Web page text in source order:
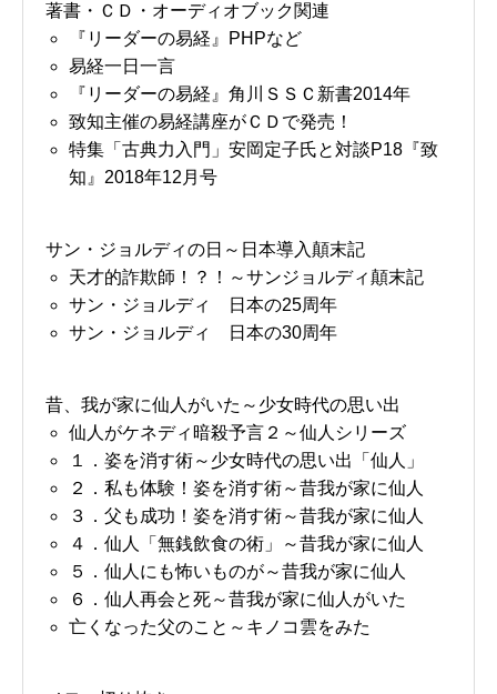
著書・ＣＤ・オーディオブック関連
『リーダーの易経』PHPなど
易経一日一言
『リーダーの易経』角川ＳＳＣ新書2014年
致知主催の易経講座がＣＤで発売！
特集「古典力入門」安岡定子氏と対談P18『致
知』2018年12月号
サン・ジョルディの日～日本導入顛末記
天才的詐欺師！？！～サンジョルディ顛末記
サン・ジョルディ 日本の25周年
サン・ジョルディ 日本の30周年
昔、我が家に仙人がいた～少女時代の思い出
仙人がケネディ暗殺予言２～仙人シリーズ
１．姿を消す術～少女時代の思い出「仙人」
２．私も体験！姿を消す術～昔我が家に仙人
３．父も成功！姿を消す術～昔我が家に仙人
４．仙人「無銭飲食の術」～昔我が家に仙人
５．仙人にも怖いものが～昔我が家に仙人
６．仙人再会と死～昔我が家に仙人がいた
亡くなった父のこと～キノコ雲をみた